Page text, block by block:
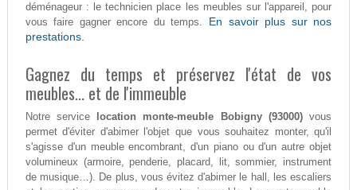
déménageur : le technicien place les meubles sur l'appareil, pour
vous faire gagner encore du temps. En savoir plus sur nos
prestations.
Gagnez du temps et préservez l'état de vos
meubles... et de l'immeuble
Notre service location monte-meuble Bobigny (93000)vous
permet d'éviter d'abimer l'objet que vous souhaitez monter, qu'il
s'agisse d'un meuble encombrant, d'un piano ou d'un autre objet
volumineux (armoire, penderie, placard, lit, sommier, instrument
de musique…). De plus, vous évitez d'abimer le hall, les escaliers